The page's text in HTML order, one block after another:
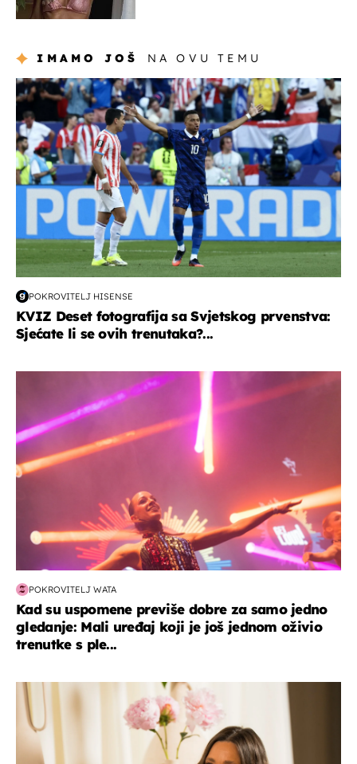
IMAMO JOŠ NA OVU TEMU
svjetsko prvenstvo 2026
POKROVITELJ HISENSE
KVIZ Deset fotografija sa Svjetskog prvenstva:
Sjećate li se ovih trenutaka?...
POKROVITELJ WATA
Kad su uspomene previše dobre za samo jedno
gledanje: Mali uređaj koji je još jednom oživio
trenutke s ple...
moda & ljepota